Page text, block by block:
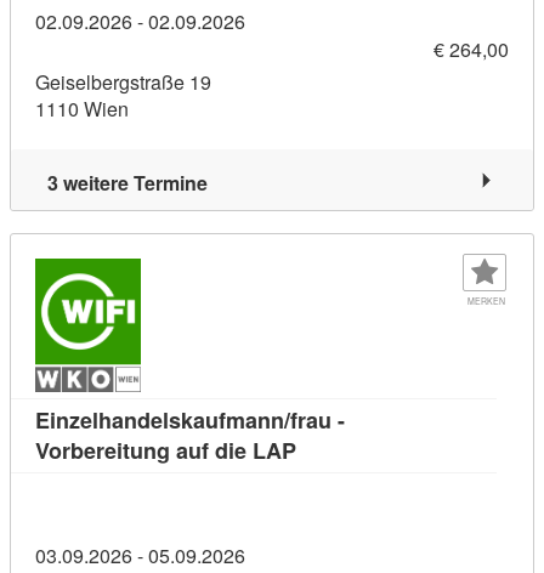
02.09.2026 - 02.09.2026
€ 264,00
Geiselbergstraße 19
1110 Wien
3 weitere Termine
MERKEN
Einzelhandelskaufmann/frau -
Vorbereitung auf die LAPKursdetail:
03.09.2026 - 05.09.2026